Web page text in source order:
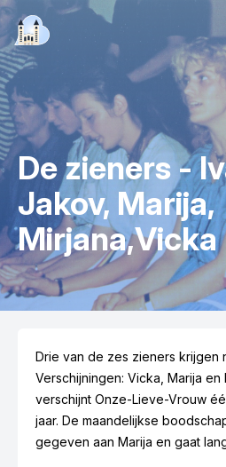
Bedevaart.net
Een hart voor Medjugorje
Verschijningen
Religieus leven
Op bedevaart
Nieuws
De zieners -
Jakov, Marija,
Mirjana,Vicka
Drie van de zes zieners krijgen
Verschijningen: Vicka, Marija en
verschijnt Onze-Lieve-Vrouw
jaar. De maandelijkse
gegeven aan Marija en gaat